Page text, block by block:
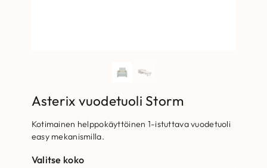
Asterix vuodetuoli Storm
Kotimainen helppokäyttöinen 1-istuttava vuodetuoli
easy mekanismilla.
Valitse koko